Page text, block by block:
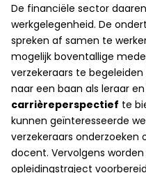
De financiële sector
werkgelegenheid. De
spreken af samen te
mogelijk boventallige
verzekeraars te
naar een baan als leraar
carrièreperspectief te
kunnen geïnteresseerde
verzekeraars onderzoeken
docent. Vervolgens
opleidingstraject